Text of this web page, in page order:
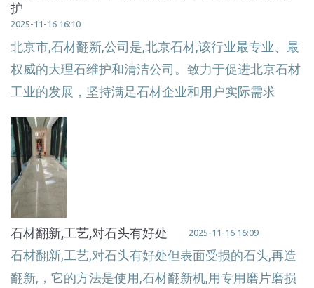
护
2025-11-16 16:10
北京市,石材翻新,公司是,北京石材,该行业最专业、最
权威的大理石维护和清洁公司。致力于促进北京石材
工业的发展，坚持满足石材企业和用户实际需求
石材翻新,工艺,对石头有好处 2025-11-16 16:09
石材翻新,工艺,对石头有好处但表面受损的石头,再造
翻新,，它的方法是使用,石材翻新机,用专用磨片磨损